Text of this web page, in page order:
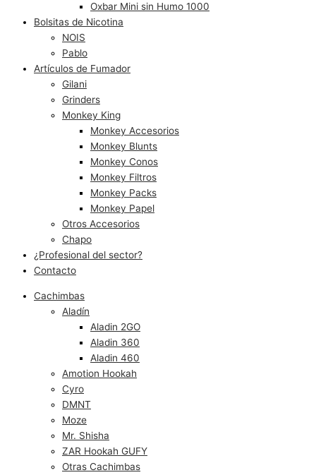
Oxbar Mini sin Humo 1000
Bolsitas de Nicotina
NOIS
Pablo
Artículos de Fumador
Gilani
Grinders
Monkey King
Monkey Accesorios
Monkey Blunts
Monkey Conos
Monkey Filtros
Monkey Packs
Monkey Papel
Otros Accesorios
Chapo
¿Profesional del sector?
Contacto
Cachimbas
Aladín
Aladin 2GO
Aladin 360
Aladin 460
Amotion Hookah
Cyro
DMNT
Moze
Mr. Shisha
ZAR Hookah GUFY
Otras Cachimbas